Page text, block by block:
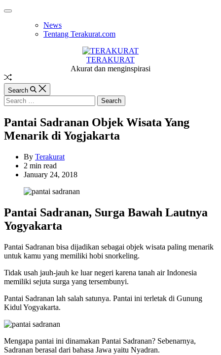
Skip
Off
News
Tentang Terakurat.com
TERAKURAT
Akurat dan menginspirasi
Random
Article
Search
Search
for:
Pantai Sadranan Objek Wisata Yang
Menarik di Yogjakarta
By Terakurat
Estimated
read
2 min read
January 24, 2018
Pantai Sadranan, Surga Bawah Lautnya
Yogyakarta
Pantai Sadranan bisa dijadikan sebagai objek wisata paling menarik
untuk kamu yang memiliki hobi snorkeling.
Tidak usah jauh-jauh ke luar negeri karena tanah air Indonesia
memiliki sejuta surga yang tersembunyi.
Pantai Sadranan lah salah satunya. Pantai ini terletak di Gunung
Kidul Yogyakarta.
Mengapa pantai ini dinamakan Pantai Sadranan? Sebenarnya,
Sadranan berasal dari bahasa Jawa yaitu Nyadran.